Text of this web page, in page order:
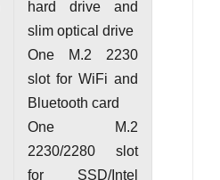
hard drive and
slim optical drive
One M.2 2230
slot for WiFi and
Bluetooth card
One M.2
2230/2280 slot
for SSD/Intel